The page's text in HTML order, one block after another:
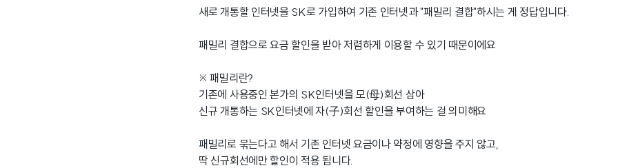
새로 개통할 인터넷을 SK로 가입하여 기존 인터넷과 "패밀리 결합"하시는 게 정답입니다.
패밀리 결합으로 요금 할인을 받아 저렴하게 이용할 수 있기 때문이에요
※ 패밀리란?
기존에 사용중인 본가의 SK인터넷을 모(母)회선 삼아
신규 개통하는 SK인터넷에 자(子)회선 할인을 부여하는 걸 의미해요
패밀리로 묶는다고 해서 기존 인터넷 요금이나 약정에 영향을 주지 않고,
딱 신규회선에만 할인이 적용 됩니다.